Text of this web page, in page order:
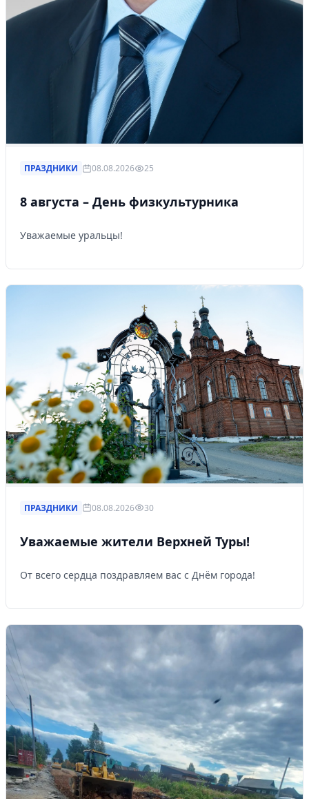
ПРАЗДНИКИ 08.08.2026 25
8 августа – День физкультурника
Уважаемые уральцы!
ПРАЗДНИКИ 08.08.2026 30
Уважаемые жители Верхней Туры!
От всего сердца поздравляем вас с Днём города!